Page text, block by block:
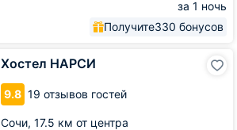
за 1 ночь
Получите330 бонусов
Хостел НАРСИ
9.8 19 отзывов гостей
Сочи, 17.5 км от центра